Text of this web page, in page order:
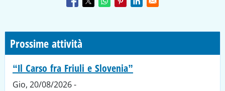
Prossime attività
“Il Carso fra Friuli e Slovenia”
Gio, 20/08/2026 -